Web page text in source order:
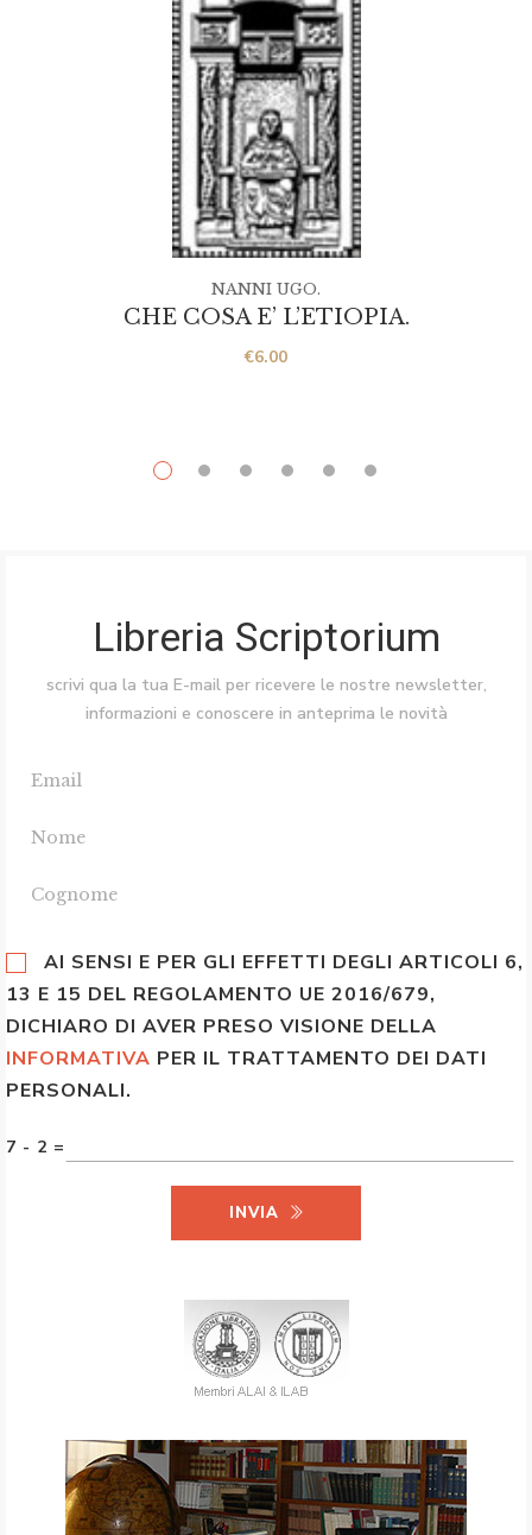
CHE COSA E’ L’ETIOPIA.
€6.00
NANNI UGO.
Libreria Scriptorium
scrivi qua la tua E-mail per ricevere le nostre newsletter,
informazioni e conoscere in anteprima le novità
AI SENSI E PER GLI EFFETTI DEGLI ARTICOLI 6,
13 E 15 DEL REGOLAMENTO UE 2016/679,
DICHIARO DI AVER PRESO VISIONE DELLA
INFORMATIVA PER IL TRATTAMENTO DEI DATI
PERSONALI.
7 - 2 =
INVIA